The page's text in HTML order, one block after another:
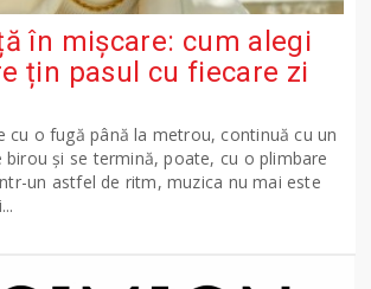
în mișcare: cum alegi
țin pasul cu fiecare zi
cu o fugă până la metrou, continuă cu un
birou și se termină, poate, cu o plimbare
un astfel de ritm, muzica nu mai este